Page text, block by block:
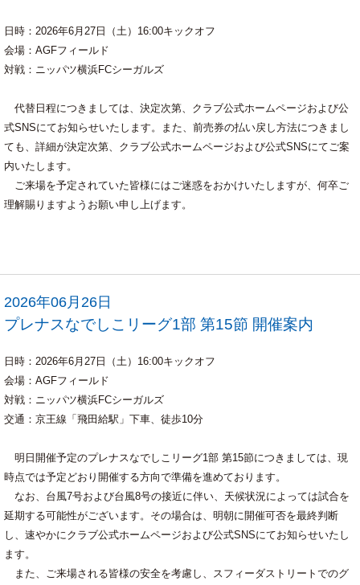
日時：2026年6月27日（土）16:00キックオフ
会場：AGFフィールド
対戦：ニッパツ横浜FCシーガルズ
代替日程につきましては、決定次第、クラブ公式ホームページおよび公
式SNSにてお知らせいたします。また、前売券の払い戻し方法につきまし
ても、詳細が決定次第、クラブ公式ホームページおよび公式SNSにてご案
内いたします。
ご来場を予定されていた皆様にはご迷惑をおかけいたしますが、何卒ご
理解賜りますようお願い申し上げます。
2026年06月26日
プレナスなでしこリーグ1部 第15節 開催案内
日時：2026年6月27日（土）16:00キックオフ
会場：AGFフィールド
対戦：ニッパツ横浜FCシーガルズ
交通：京王線「飛田給駅」下車、徒歩10分
明日開催予定のプレナスなでしこリーグ1部 第15節につきましては、現
時点では予定どおり開催する方向で準備を進めております。
なお、台風7号および台風8号の接近に伴い、天候状況によっては試合を
延期する可能性がございます。その場合は、明朝に開催可否を最終判断
し、速やかにクラブ公式ホームページおよび公式SNSにてお知らせいたし
ます。
また、ご来場される皆様の安全を考慮し、スフィーダストリートでのグ